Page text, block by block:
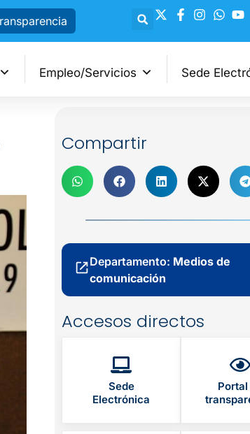
Empleo/Servicios Sede
Compartir
Departamento: Medios de
comunicación
Accesos directos
Sede
Electrónica
Portal